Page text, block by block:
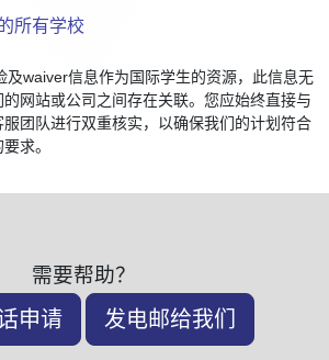
所有学校
及waiver信息作为国际学生的资源，此信息无
网站或公司之间存在关联。您应始终直接与
团队进行双重核实，以确保我们的计划符合
求。
需要帮助？
申请 发电邮给我们